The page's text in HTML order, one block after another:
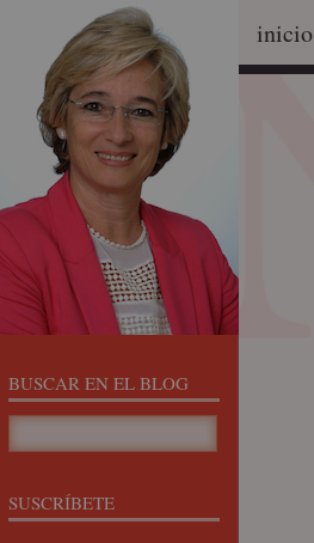
inicio
BUSCAR EN EL BLOG
SUSCRÍBETE